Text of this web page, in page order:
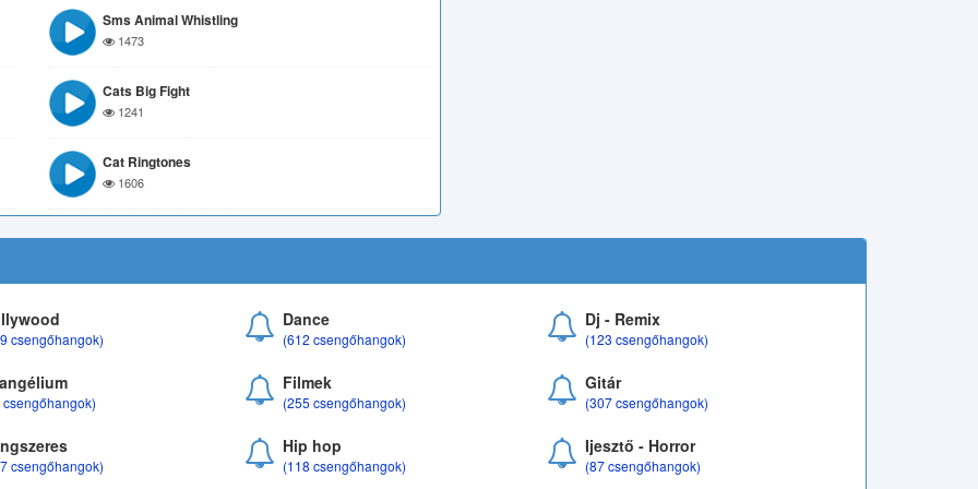
Sms Animal Whistling
1473
Cats Big Fight
1241
Cat Ringtones
1606
csengőhangok)
Dance
(612 csengőhangok)
Dj - Remix
(123 csengőhangok)
csengőhangok)
Filmek
(255 csengőhangok)
Gitár
(307 csengőhangok)
csengőhangok)
Hip hop
(118 csengőhangok)
Ijesztő - Horror
(87 csengőhangok)